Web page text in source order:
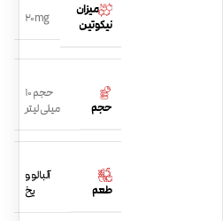
میزان
نیکوتین
20mg
حجم
حجم 10
میلی لیتر
طعم
آلبالو و
یخ